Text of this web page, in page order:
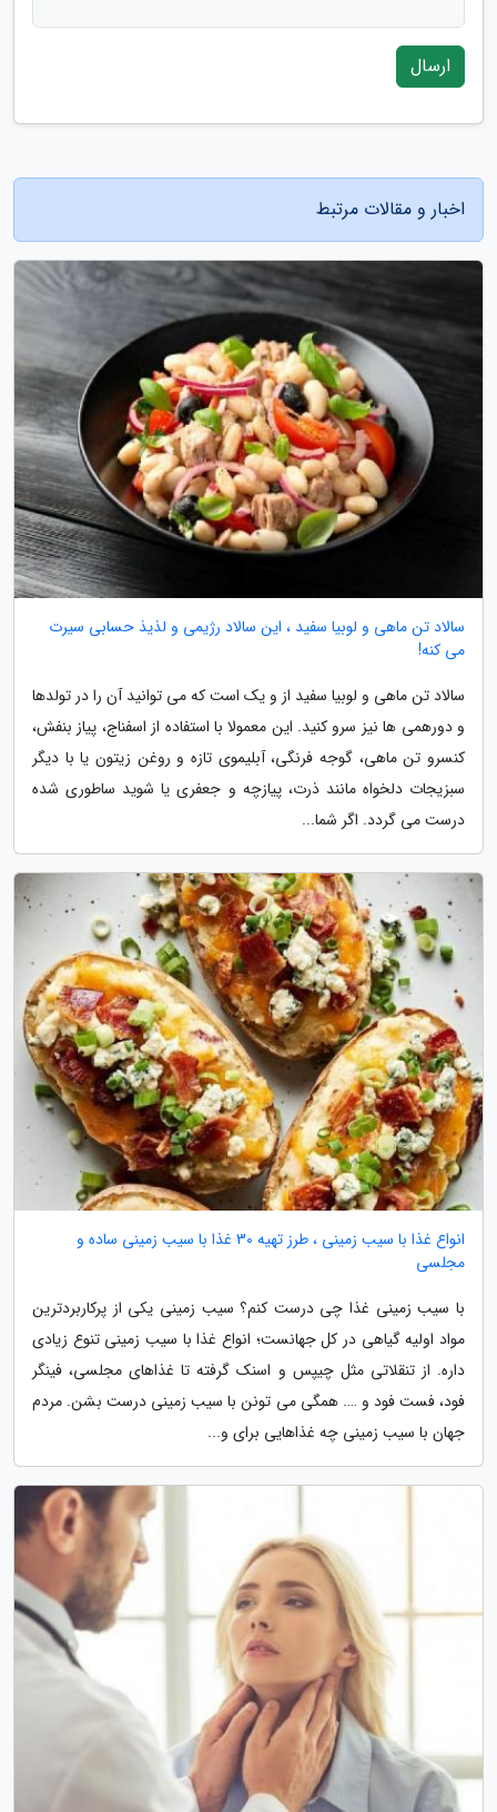
ارسال
اخبار و مقالات مرتبط
سالاد تن ماهی و لوبیا سفید ، این سالاد رژیمی و لذیذ حسابی سیرت
می کنه!
سالاد تن ماهی و لوبیا سفید از و یک است که می توانید آن را در تولدها
و دورهمی ها نیز سرو کنید. این معمولا با استفاده از اسفناج، پیاز بنفش،
کنسرو تن ماهی، گوجه فرنگی، آبلیموی تازه و روغن زیتون یا با دیگر
سبزیجات دلخواه مانند ذرت، پیازچه و جعفری یا شوید ساطوری شده
درست می گردد. اگر شما...
انواع غذا با سیب زمینی ، طرز تهیه 30 غذا با سیب زمینی ساده و
مجلسی
با سیب زمینی غذا چی درست کنم؟ سیب زمینی یکی از پرکاربردترین
مواد اولیه گیاهی در کل جهانست؛ انواع غذا با سیب زمینی تنوع زیادی
داره. از تنقلاتی مثل چیپس و اسنک گرفته تا غذاهای مجلسی، فینگر
فود، فست فود و …. همگی می تونن با سیب زمینی درست بشن. مردم
جهان با سیب زمینی چه غذاهایی برای و...